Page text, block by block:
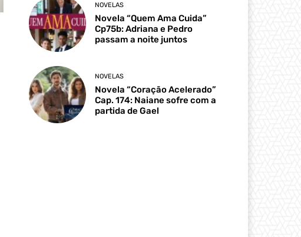
NOVELAS
Novela “Quem Ama Cuida”
Cp75b: Adriana e Pedro
passam a noite juntos
NOVELAS
Novela “Coração Acelerado”
Cap. 174: Naiane sofre com a
partida de Gael